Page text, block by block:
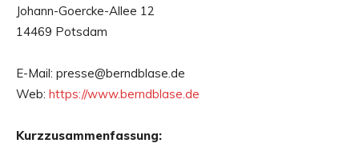
Johann-Goercke-Allee 12
14469 Potsdam
E-Mail: presse@berndblase.de
Web: https://www.berndblase.de
Kurzzusammenfassung: